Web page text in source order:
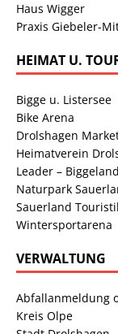
Haus Wigger
Praxis Giebeler-
HEIMAT U.
Bigge u. Listersee
Bike Arena
Drolshagen
Heimatverein
Leader – Biggeland
Naturpark
Sauerland
Wintersportarena
VERWALTUNG
Abfallanmeldung
Kreis Olpe